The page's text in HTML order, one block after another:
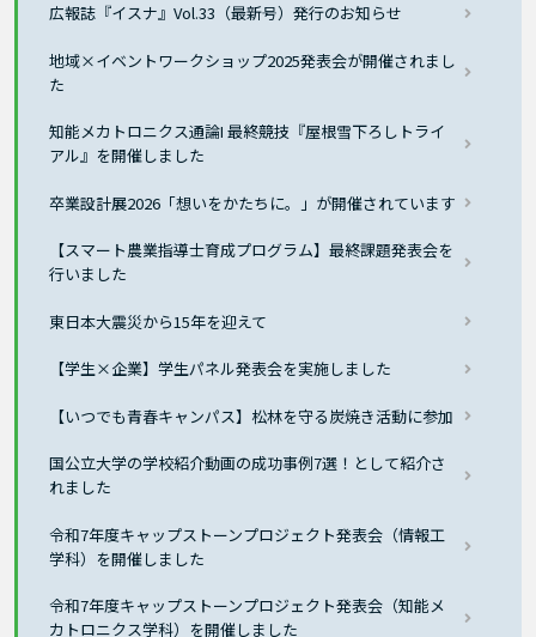
広報誌『イスナ』Vol.33（最新号）発行のお知らせ
地域×イベントワークショップ2025発表会が開催されまし
た
知能メカトロニクス通論I 最終競技『屋根雪下ろしトライ
アル』を開催しました
卒業設計展2026「想いをかたちに。」が開催されています
【スマート農業指導士育成プログラム】最終課題発表会を
行いました
東日本大震災から15年を迎えて
【学生×企業】学生パネル発表会を実施しました
【いつでも青春キャンパス】松林を守る炭焼き活動に参加
国公立大学の学校紹介動画の成功事例7選！として紹介さ
れました
令和7年度キャップストーンプロジェクト発表会（情報工
学科）を開催しました
令和7年度キャップストーンプロジェクト発表会（知能メ
カトロニクス学科）を開催しました